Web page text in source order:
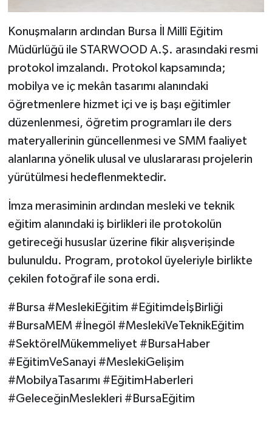
Konuşmaların ardından Bursa İl Millî Eğitim
Müdürlüğü ile STARWOOD A.Ş. arasındaki resmi
protokol imzalandı. Protokol kapsamında;
mobilya ve iç mekân tasarımı alanındaki
öğretmenlere hizmet içi ve iş başı eğitimler
düzenlenmesi, öğretim programları ile ders
materyallerinin güncellenmesi ve SMM faaliyet
alanlarına yönelik ulusal ve uluslararası projelerin
yürütülmesi hedeflenmektedir.
İmza merasiminin ardından mesleki ve teknik
eğitim alanındaki iş birlikleri ile protokolün
getireceği hususlar üzerine fikir alışverişinde
bulunuldu. Program, protokol üyeleriyle birlikte
çekilen fotoğraf ile sona erdi.
#Bursa #MeslekiEğitim #EğitimdeİşBirliği
#BursaMEM #İnegöl #MeslekiVeTeknikEğitim
#SektörelMükemmeliyet #BursaHaber
#EğitimVeSanayi #MeslekiGelişim
#MobilyaTasarımı #EğitimHaberleri
#GeleceğinMeslekleri #BursaEğitim